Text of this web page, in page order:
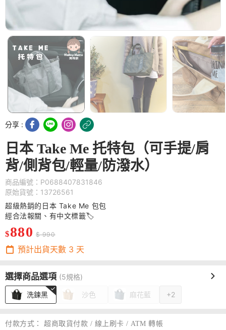
分享 :
日本 Take Me 托特包（可手提/肩
背/側背包/輕量/防潑水）
商品編號：P0688407831846
原始貨號：13726561
超級熱銷的日本 Take Me 包包
經合法報關、有中文標籤🏷️
$880 $ 990
預計出貨天數 3 天
選擇商品選項 (5規格)
洗鍊黑 沙色 麻花藍 +2
付款方式：
超商取貨付款 / 線上刷卡 / ATM 轉帳